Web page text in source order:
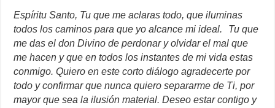
Espíritu Santo, Tu que me aclaras todo, que iluminas
todos los caminos para que yo alcance mi ideal. Tu que
me das el don Divino de perdonar y olvidar el mal que
me hacen y que en todos los instantes de mi vida estas
conmigo. Quiero en este corto diálogo agradecerte por
todo y confirmar que nunca quiero separarme de Ti, por
mayor que sea la ilusión material. Deseo estar contigo y